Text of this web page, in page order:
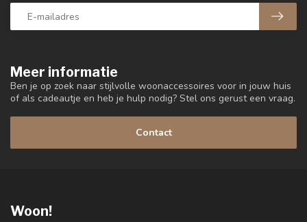
Meer informatie
Ben je op zoek naar stijlvolle woonaccessoires voor in jouw huis
of als cadeautje en heb je hulp nodig? Stel ons gerust een vraag.
Contact
Woon!